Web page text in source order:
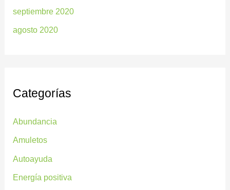
septiembre 2020
agosto 2020
Categorías
Abundancia
Amuletos
Autoayuda
Energía positiva